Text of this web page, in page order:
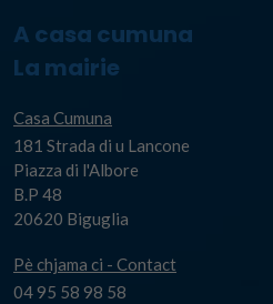
A casa cumuna
La mairie
Casa Cumuna
181 Strada di u Lancone
Piazza di l'Albore
B.P 48
20620 Biguglia
Pè chjama ci - Contact
04 95 58 98 58